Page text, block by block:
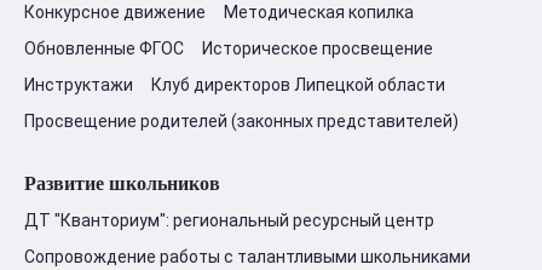
Конкурсное движение
Методическая копилка
Обновленные ФГОС
Историческое просвещение
Инструктажи
Клуб директоров Липецкой области
Просвещение родителей (законных представителей)
Развитие школьников
ДТ "Кванториум": региональный ресурсный центр
Сопровождение работы с талантливыми школьниками